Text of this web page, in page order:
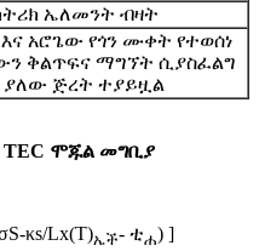
ኤለመንት ብዛት
አሮጌው የጎን ሙቀት የተወሰነ
ቅልጥፍና ማግኘት ሲያስፈልግ
ያለው ጅረት ተያይዟል
ሞጁል መግቢያ
κs/Lx(T)ኤች- ቲሐ) ]